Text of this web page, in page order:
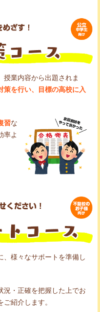
授業内容から出題されま
策を行い、目標の高校に入
習な
率よ
、様々なサポートを準備し
況・正確を把握した上でお
紹介します。